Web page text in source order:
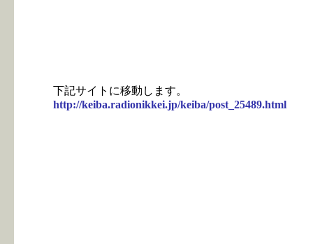
下記サイトに移動します。
http://keiba.radionikkei.jp/keiba/post_25489.html